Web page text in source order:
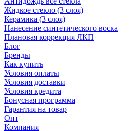
Жидкое стекло (3 слоя)
Керамика (3 слоя)
Нанесение синтетического воска
Плановая коррекция ЛКП
Блог
Бренды
Как купить
Условия оплаты
Условия доставки
Условия кредита
Бонусная программа
Гарантия на товар
Опт
Компания